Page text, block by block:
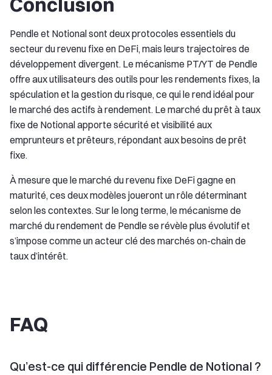
Pendle et Notional sont deux protocoles essentiels du
secteur du revenu fixe en DeFi, mais leurs trajectoires de
développement divergent. Le mécanisme PT/YT de Pendle
offre aux utilisateurs des outils pour les rendements fixes, la
spéculation et la gestion du risque, ce qui le rend idéal pour
le marché des actifs à rendement. Le marché du prêt à taux
fixe de Notional apporte sécurité et visibilité aux
emprunteurs et prêteurs, répondant aux besoins de prêt
fixe.
À mesure que le marché du revenu fixe DeFi gagne en
maturité, ces deux modèles joueront un rôle déterminant
selon les contextes. Sur le long terme, le mécanisme de
marché du rendement de Pendle se révèle plus évolutif et
s’impose comme un acteur clé des marchés on-chain de
taux d’intérêt.
FAQ
Qu’est-ce qui différencie Pendle de Notional ?